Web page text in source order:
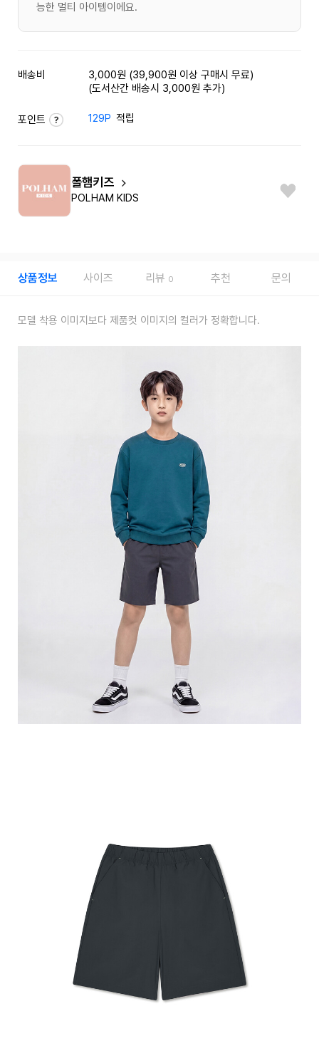
능한 멀티 아이템이에요.
배송비
3,000원 (39,900원 이상 구매시 무료)
(도서산간 배송시 3,000원 추가)
포인트 129P 적립
폴햄키즈
POLHAM KIDS
상품정보 사이즈 리뷰 0 추천 문의
모델 착용 이미지보다 제품컷 이미지의 컬러가 정확합니다.